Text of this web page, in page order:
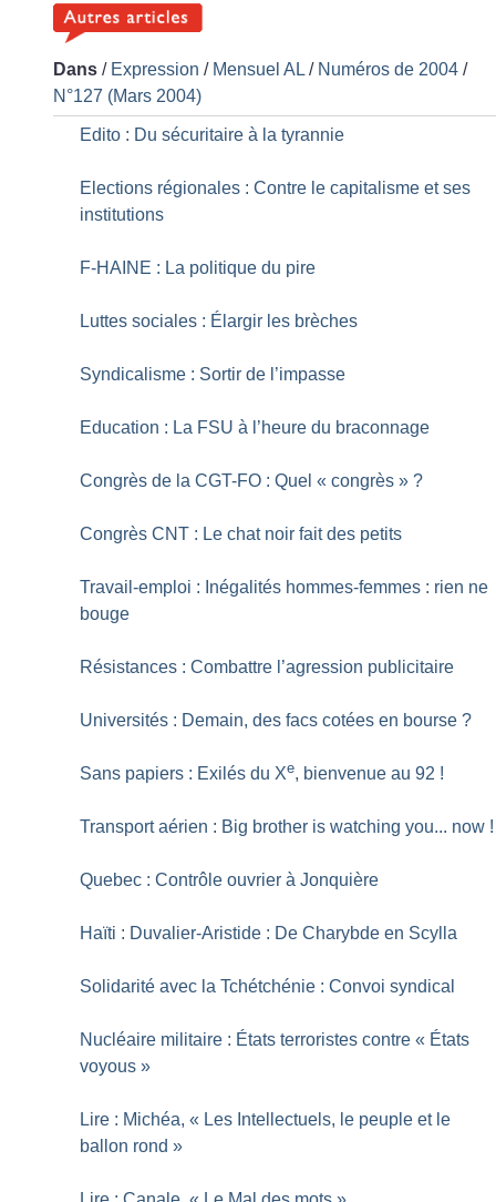
Dans / Expression / Mensuel AL / Numéros de 2004 /
N°127 (Mars 2004)
Edito : Du sécuritaire à la tyrannie
Elections régionales : Contre le capitalisme et ses
institutions
F-HAINE : La politique du pire
Luttes sociales : Élargir les brèches
Syndicalisme : Sortir de l’impasse
Education : La FSU à l’heure du braconnage
Congrès de la CGT-FO : Quel « congrès » ?
Congrès CNT : Le chat noir fait des petits
Travail-emploi : Inégalités hommes-femmes : rien ne
bouge
Résistances : Combattre l’agression publicitaire
Universités : Demain, des facs cotées en bourse ?
Sans papiers : Exilés du Xe, bienvenue au 92 !
Transport aérien : Big brother is watching you... now !
Quebec : Contrôle ouvrier à Jonquière
Haïti : Duvalier-Aristide : De Charybde en Scylla
Solidarité avec la Tchétchénie : Convoi syndical
Nucléaire militaire : États terroristes contre « États
voyous »
Lire : Michéa, « Les Intellectuels, le peuple et le
ballon rond »